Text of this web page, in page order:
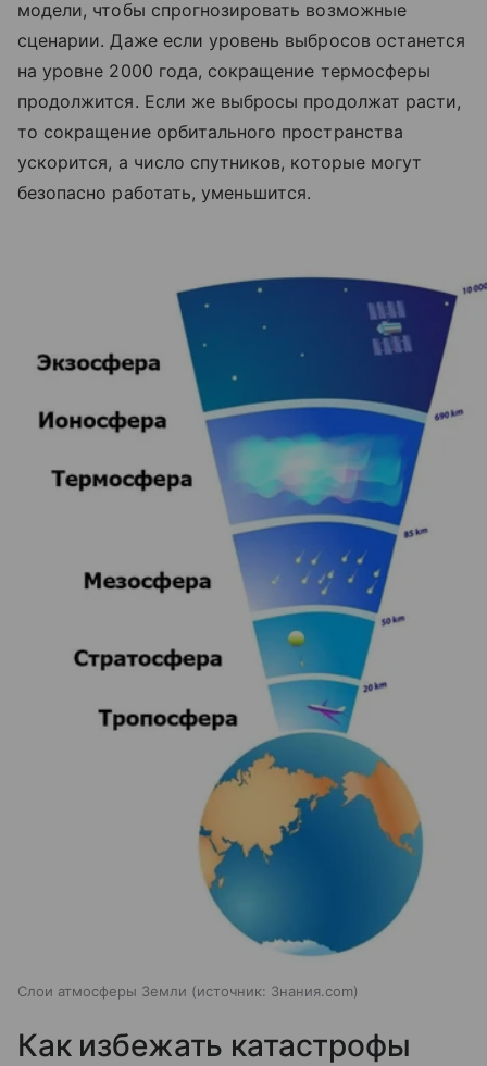
модели, чтобы спрогнозировать возможные
сценарии. Даже если уровень выбросов останется
на уровне 2000 года, сокращение термосферы
продолжится. Если же выбросы продолжат расти,
то сокращение орбитального пространства
ускорится, а число спутников, которые могут
безопасно работать, уменьшится.
Слои атмосферы Земли источник: Знания.com
Как избежать катастрофы